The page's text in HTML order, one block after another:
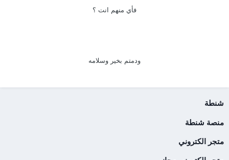
فأي منهم انت ؟
ودمتم بخير وسلامه
شنطة
منصة شنطة
متجر الكتروني